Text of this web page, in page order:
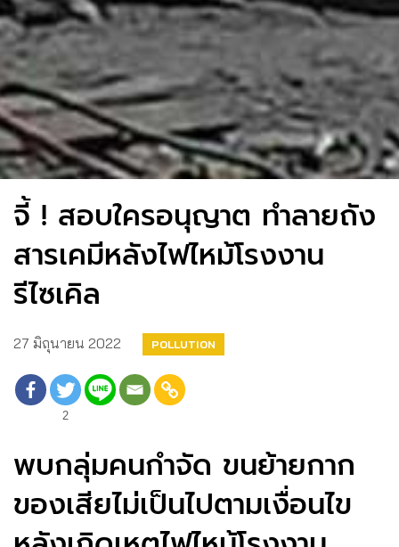
จี้ ! สอบใครอนุญาต ทำลายถัง
สารเคมีหลังไฟไหม้โรงงาน
รีไซเคิล
27 มิถุนายน 2022 POLLUTION
2
พบกลุ่มคนกำจัด ขนย้ายกาก
ของเสียไม่เป็นไปตามเงื่อนไข